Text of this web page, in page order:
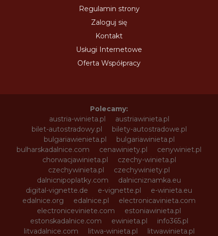
Regulamin strony
Zaloguj się
Kontakt
Usługi Internetowe
Oferta Współpracy
Polecamy:
austria-winieta.pl
austriawinieta.pl
bilet-autostradowy.pl
bilety-autostradowe.pl
bulgariawienieta.pl
bulgariawinieta.pl
bulharskadalnice.com
cenawiniety.pl
cenywiniet.pl
chorwacjawinieta.pl
czechy-winieta.pl
czechywinieta.pl
czechywiniety.pl
dalnicnipoplatky.com
dalnicniznamka.eu
digital-vignette.de
e-vignette.pl
e-winieta.eu
edalnice.org
edalnice.pl
electronicavinieta.com
electroniceviniete.com
estoniawinieta.pl
estonskadalnice.com
ewinieta.pl
info365.pl
litvadalnice.com
litwa-winieta.pl
litwawinieta.pl